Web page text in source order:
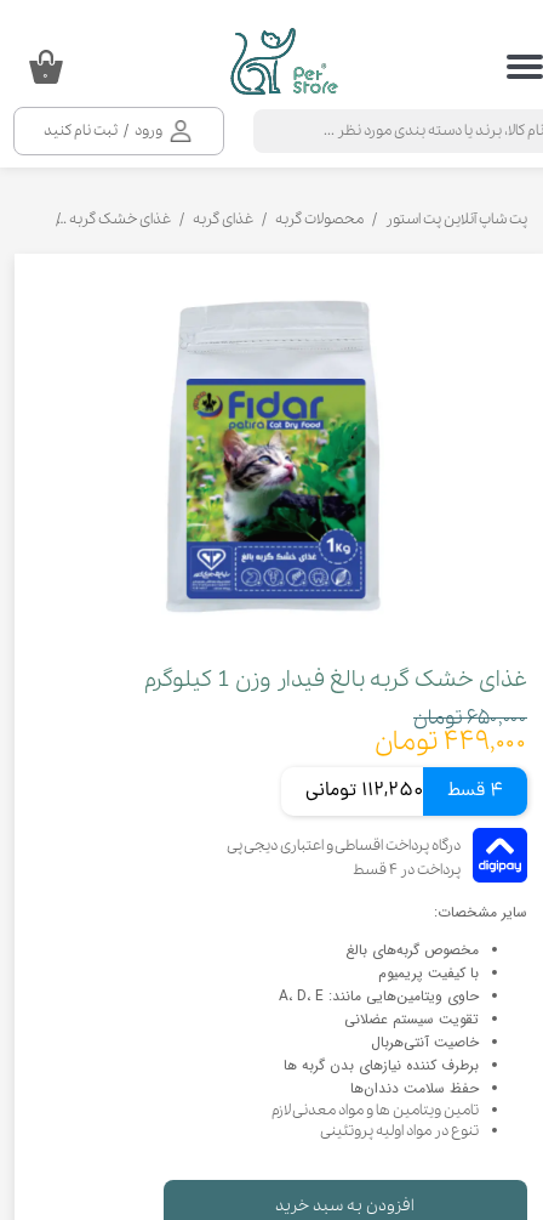
ورود / ثبت نام کنید
حساب کاربری من
خروج از حساب کاربری
۰
پت شاپ آنلاین پت استور محصولات گربه غذای گربه غذای خشک گربه
غذای خشک گربه بالغ فیدار وزن 1 کیلوگرم
۶۵۰,۰۰۰ تومان
۴۴۹,۰۰۰ تومان
4 قسط 112,250 تومانی
سایر مشخصات:
مخصوص گربه‌های بالغ
با کیفیت پریمیوم
حاوی ویتامین‌هایی مانند: A، D، E
تقویت سیستم عضلانی
خاصیت آنتی‌هربال
برطرف کننده نیازهای بدن گربه ها
حفظ سلامت دندان‌ها
تامین ویتامین ها و مواد معدنی لازم
تنوع در مواد اولیه پروتئینی
افزودن به سبد خرید